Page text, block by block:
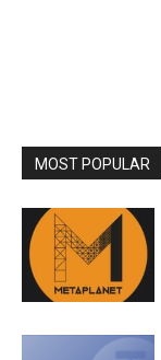
MOST POPULAR